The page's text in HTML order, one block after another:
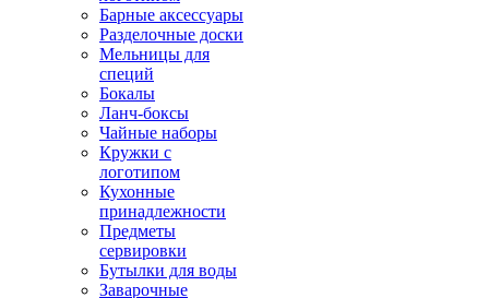
Барные аксессуары
Разделочные доски
Мельницы для
специй
Бокалы
Ланч-боксы
Чайные наборы
Кружки с
логотипом
Кухонные
принадлежности
Предметы
сервировки
Бутылки для воды
Заварочные